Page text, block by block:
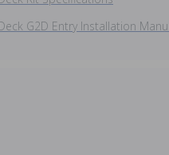
G2D Entry Installation